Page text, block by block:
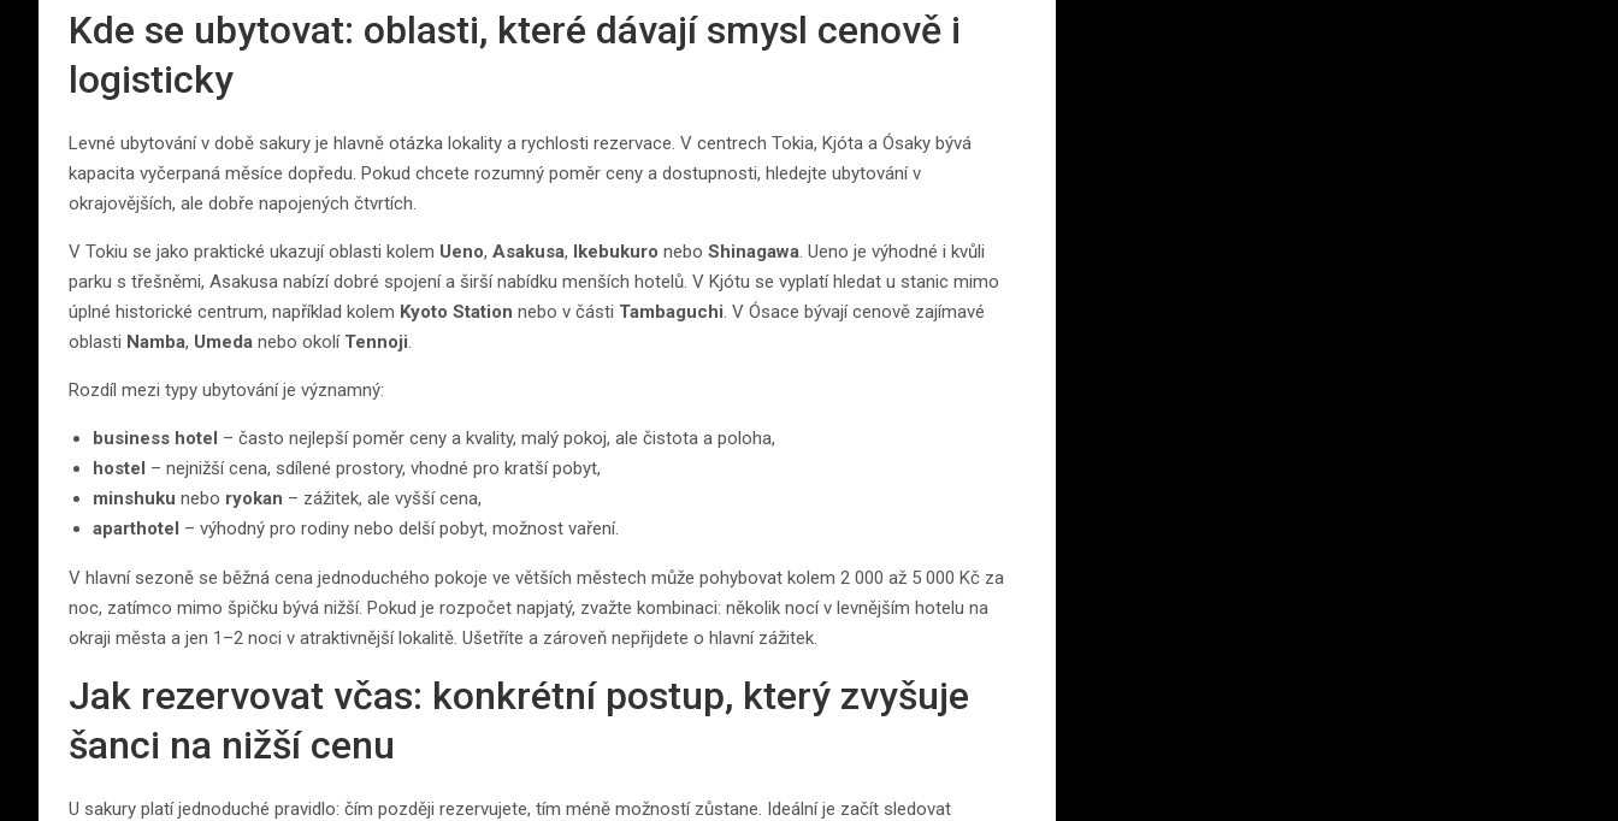
Kde se ubytovat: oblasti, které dávají smysl cenově i
logisticky
Levné ubytování v době sakury je hlavně otázka lokality a rychlosti rezervace. V centrech Tokia, Kjóta a Ósaky bývá
kapacita vyčerpaná měsíce dopředu. Pokud chcete rozumný poměr ceny a dostupnosti, hledejte ubytování v
okrajovějších, ale dobře napojených čtvrtích.
V Tokiu se jako praktické ukazují oblasti kolem Ueno, Asakusa, Ikebukuro nebo Shinagawa . Ueno je výhodné i kvůli
parku s třešněmi, Asakusa nabízí dobré spojení a širší nabídku menších hotelů. V Kjótu se vyplatí hledat u stanic mimo
úplné historické centrum, například kolem Kyoto Station nebo v části Tambaguchi . V Ósace bývají cenově zajímavé
oblasti Namba, Umeda nebo okolí Tennoji
Rozdíl mezi typy ubytování je významný:
business hotel – často nejlepší poměr ceny a kvality, malý pokoj, ale čistota a poloha,
hostel – nejnižší cena, sdílené prostory, vhodné pro kratší pobyt,
minshuku nebo ryokan – zážitek, ale vyšší cena,
aparthotel – výhodný pro rodiny nebo delší pobyt, možnost vaření.
V hlavní sezoně se běžná cena jednoduchého pokoje ve větších městech může pohybovat kolem 2 000 až 5 000 Kč za
noc, zatímco mimo špičku bývá nižší. Pokud je rozpočet napjatý, zvažte kombinaci: několik nocí v levnějším hotelu na
okraji města a jen 1–2 noci v atraktivnější lokalitě. Ušetříte a zároveň nepřijdete o hlavní zážitek.
Jak rezervovat včas: konkrétní postup, který zvyšuje
šanci na nižší cenu
U sakury platí jednoduché pravidlo: čím později rezervujete, tím méně možností zůstane. Ideální je začít sledovat